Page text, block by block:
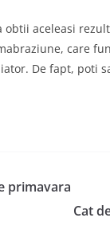
obtii aceleasi
care
De fapt, poti
primavara
Cat